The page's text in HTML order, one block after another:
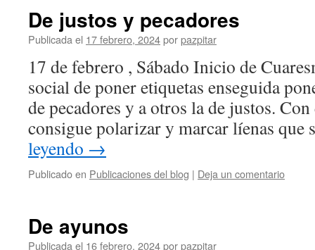
De justos y pecadores
Publicada el 17 febrero, 2024porpazpitar
17 de febrero , Sábado Inicio de
social de poner etiquetas enseguida
de pecadores y a otros la de justos. Con
consigue polarizar y marcar líenas
leyendo →
Publicado en Publicaciones del blog | Deja un comentario
De ayunos
Publicada el 16 febrero, 2024porpazpitar